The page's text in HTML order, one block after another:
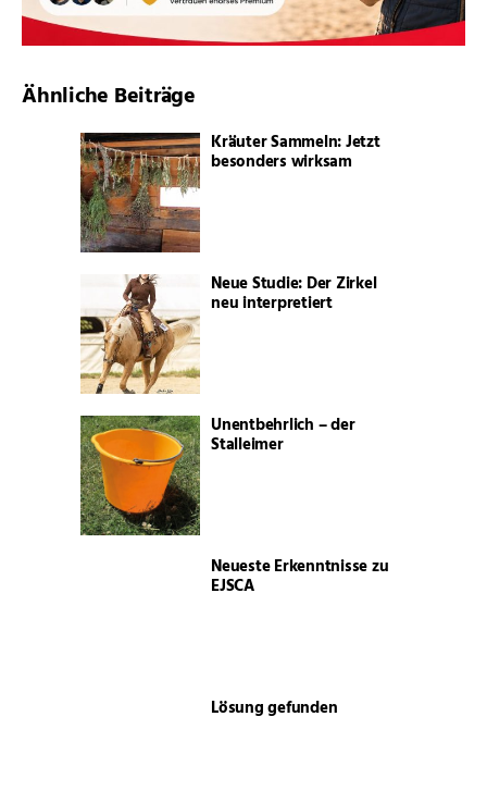
Ähnliche Beiträge
Kräuter Sammeln: Jetzt
besonders wirksam
Neue Studie: Der Zirkel
neu interpretiert
Unentbehrlich – der
Stalleimer
Neueste Erkenntnisse zu
EJSCA
Lösung gefunden